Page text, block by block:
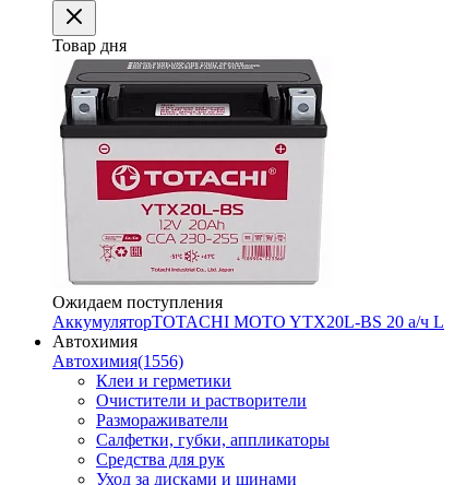
Товар дня
Ожидаем поступления
АккумуляторTOTACHI MOTO YTX20L-BS 20 а/ч L
Автохимия
Автохимия(1556)
Клеи и герметики
Очистители и растворители
Размораживатели
Салфетки, губки, аппликаторы
Средства для рук
Уход за дисками и шинами